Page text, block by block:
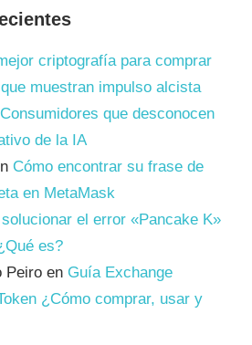
criptografía para comprar
muestran impulso alcista
Consumidores que desconocen
de la IA
Cómo encontrar su frase de
en MetaMask
el error «Pancake K»
es?
Peiro en Guía Exchange
¿Cómo comprar, usar y